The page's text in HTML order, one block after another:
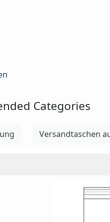
Categories
Versandtaschen